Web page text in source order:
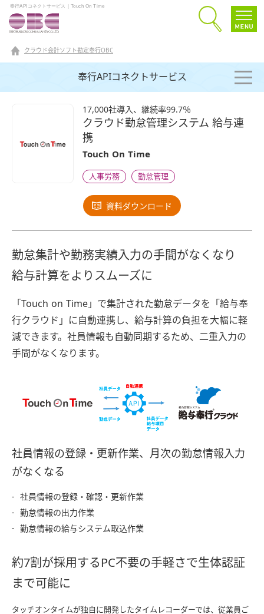
奉行APIコネクトサービス｜Touch On Time
クラウド会計ソフト勘定奉行OBC
奉行APIコネクトサービス
17,000社導入、継続率99.7％
クラウド勤怠管理システム 給与連
携
Touch On Time
人事労務 勤怠管理
資料ダウンロード
勤怠集計や勤務実績入力の手間がなくなり
給与計算をよりスムーズに
「Touch on Time」で集計された勤怠データを「給与奉
行クラウド」に自動連携し、給与計算の負担を大幅に軽
減できます。社員情報も自動同期するため、二重入力の
手間がなくなります。
社員情報の登録・更新作業、月次の勤怠情報入力
がなくなる
社員情報の登録・確認・更新作業
勤怠情報の出力作業
勤怠情報の給与システム取込作業
約7割が採用するPC不要の手軽さで生体認証
まで可能に
タッチオンタイムが独自に開発したタイムレコーダーでは、従業員ご